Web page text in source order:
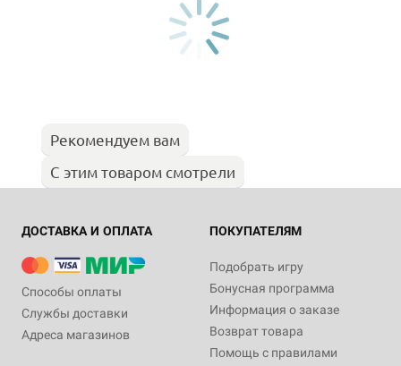
Рекомендуем вам
С этим товаром смотрели
ДОСТАВКА И ОПЛАТА
Способы оплаты
Службы доставки
Адреса магазинов
ПОКУПАТЕЛЯМ
Подобрать игру
Бонусная программа
Информация о заказе
Возврат товара
Помощь с правилами